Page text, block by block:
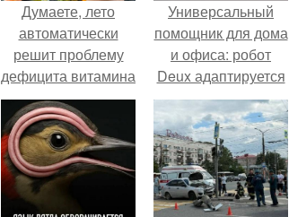
Думаете, лето
автоматически
решит проблему
дефицита витамина
D?
Универсальный
помощник для дома
и офиса: робот
Deux адаптируется
к разным задачам.